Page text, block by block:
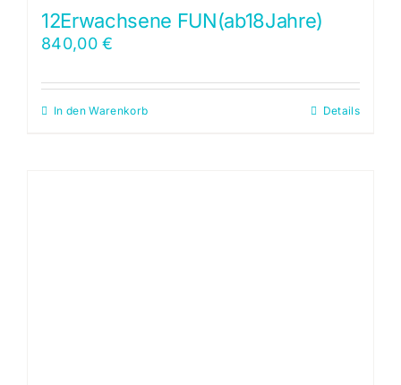
12Erwachsene FUN(ab18Jahre)
840,00€
In den Warenkorb Details